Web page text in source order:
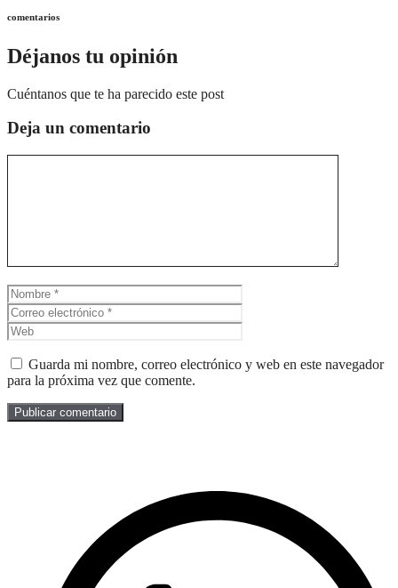
comentarios
Déjanos tu opinión
Cuéntanos que te ha parecido este post
Deja un comentario
Nombre
electrónico
Guarda mi nombre, correo electrónico y web en este navegador
para la próxima vez que comente.